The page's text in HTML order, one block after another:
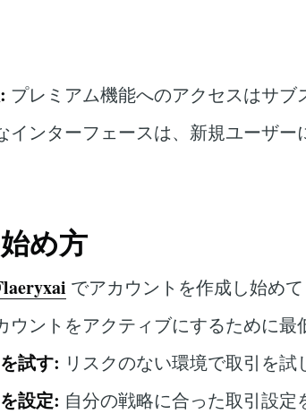
プレミアム機能へのアクセスはサブ
インターフェースは、新規ユーザ
め方
でアカウントを作成し始めて
ウントをアクティブにするために最
試す: リスクのない環境で取引を試
設定: 自分の戦略に合った取引設定